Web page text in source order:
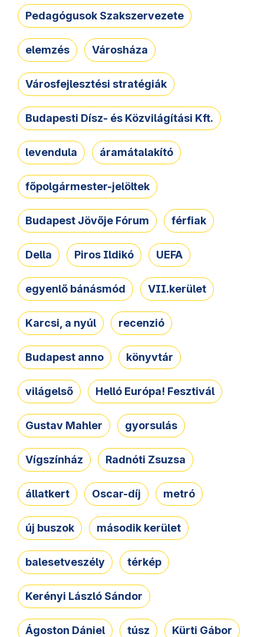
Pedagógusok Szakszervezete
elemzés Városháza
Városfejlesztési stratégiák
Budapesti Dísz- és Közvilágítási Kft.
levendula áramátalakító
főpolgármester-jelöltek
Budapest Jövője Fórum férfiak
Della Piros Ildikó UEFA
egyenlő bánásmód VII.kerület
Karcsi, a nyúl recenzió
Budapest anno könyvtár
világelső Helló Európa! Fesztivál
Gustav Mahler gyorsulás
Vígszínház Radnóti Zsuzsa
állatkert Oscar-díj metró
új buszok második kerület
balesetveszély térkép
Kerényi László Sándor
Ágoston Dániel túsz Kürti Gábor